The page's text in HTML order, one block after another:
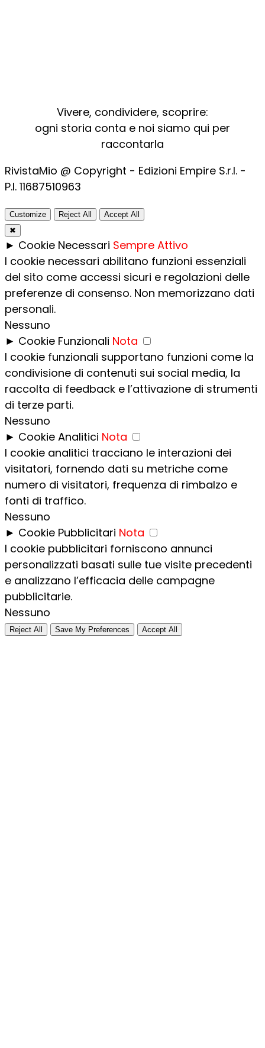
Vivere, condividere, scoprire:
ogni storia conta e noi siamo qui per
raccontarla
RivistaMio @ Copyright - Edizioni Empire S.r.l. -
P.I. 11687510963​
Customize Reject All
Accept All
✖
► Cookie Necessari Sempre Attivo
I cookie necessari abilitano funzioni essenziali
del sito come accessi sicuri e regolazioni delle
preferenze di consenso. Non memorizzano dati
personali.
Nessuno
► Cookie Funzionali Nota
I cookie funzionali supportano funzioni come la
condivisione di contenuti sui social media, la
raccolta di feedback e l’attivazione di strumenti
di terze parti.
Nessuno
► Cookie Analitici Nota
I cookie analitici tracciano le interazioni dei
visitatori, fornendo dati su metriche come
numero di visitatori, frequenza di rimbalzo e
fonti di traffico.
Nessuno
► Cookie Pubblicitari Nota
I cookie pubblicitari forniscono annunci
personalizzati basati sulle tue visite precedenti
e analizzano l’efficacia delle campagne
pubblicitarie.
Nessuno
Reject All Save My Preferences Accept All